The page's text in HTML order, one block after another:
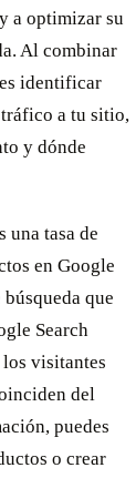
a optimizar su
Al combinar
identificar
tráfico a tu sitio,
y dónde
una tasa de
en Google
que
Search
los visitantes
del
puedes
o crear